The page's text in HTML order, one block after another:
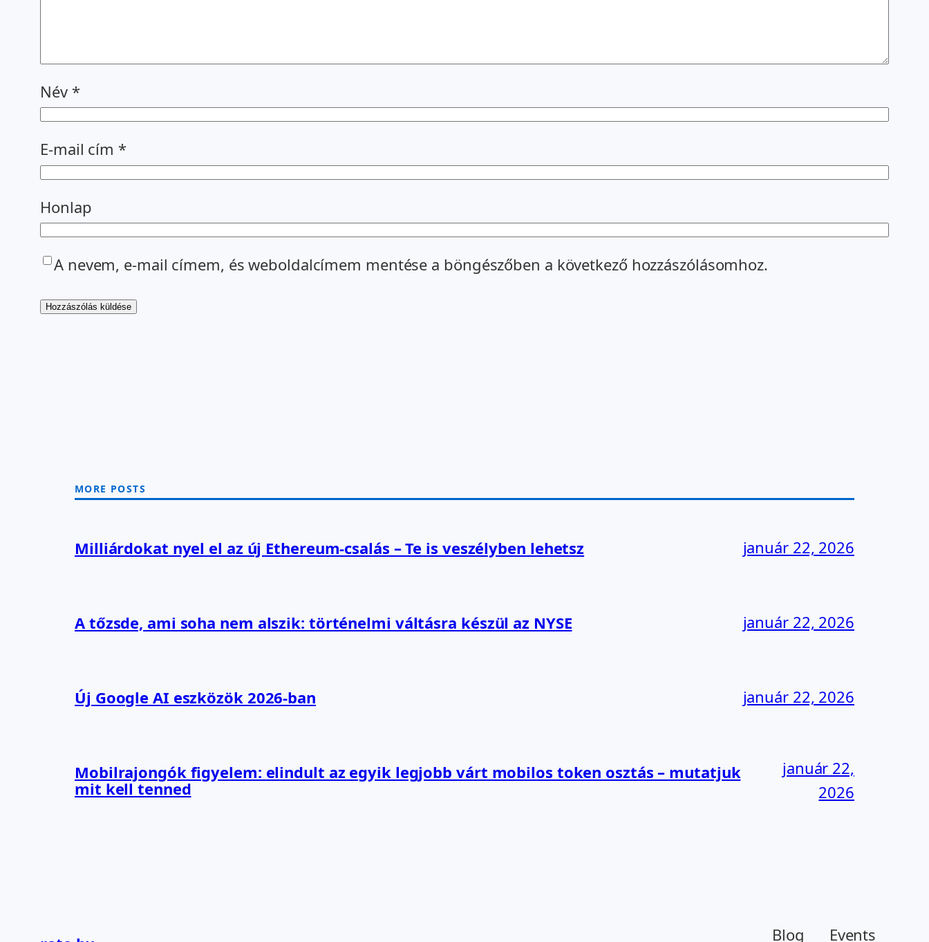
Név *
E-mail cím *
Honlap
A nevem, e-mail címem, és weboldalcímem mentése a böngészőben a következő hozzászólásomhoz.
MORE POSTS
Milliárdokat nyel el az új Ethereum-csalás – Te is veszélyben lehetsz január 22, 2026
A tőzsde, ami soha nem alszik: történelmi váltásra készül az NYSE január 22, 2026
Új Google AI eszközök 2026-ban január 22, 2026
Mobilrajongók figyelem: elindult az egyik legjobb várt mobilos token osztás – mutatjuk
mit kell tenned
január 22,
2026
Blog Events